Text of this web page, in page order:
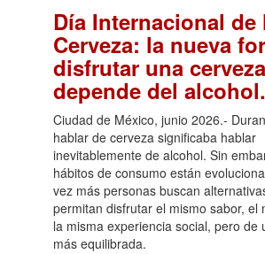
Día Internacional de
Cerveza: la nueva
disfrutar una
depende del alcohol.
Ciudad de México, junio 2026.-
hablar de cerveza significaba hablar
inevitablemente de alcohol. Sin
hábitos de consumo están
vez más personas buscan
permitan disfrutar el mismo sabor, el
la misma experiencia social, pero de
más equilibrada.